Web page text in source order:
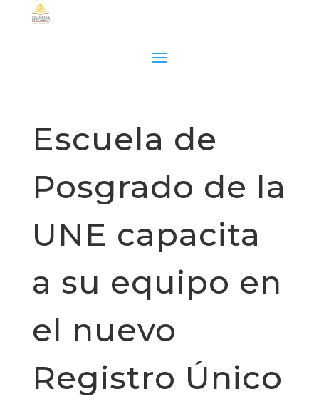
Escuela de
Posgrado de la
UNE capacita
a su equipo en
el nuevo
Registro Único